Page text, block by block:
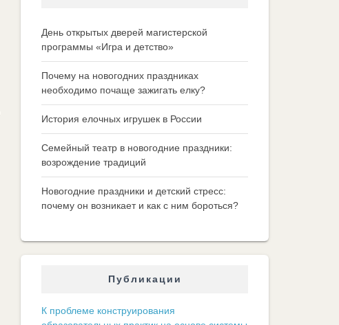
День открытых дверей магистерской
программы «Игра и детство»
Почему на новогодних праздниках
необходимо почаще зажигать елку?
История елочных игрушек в России
Семейный театр в новогодние праздники:
возрождение традиций
Новогодние праздники и детский стресс:
почему он возникает и как с ним бороться?
Публикации
К проблеме конструирования